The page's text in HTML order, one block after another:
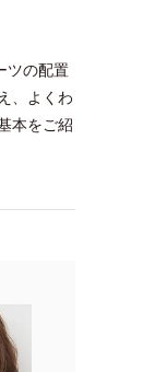
ツの配置
、よくわ
本をご紹